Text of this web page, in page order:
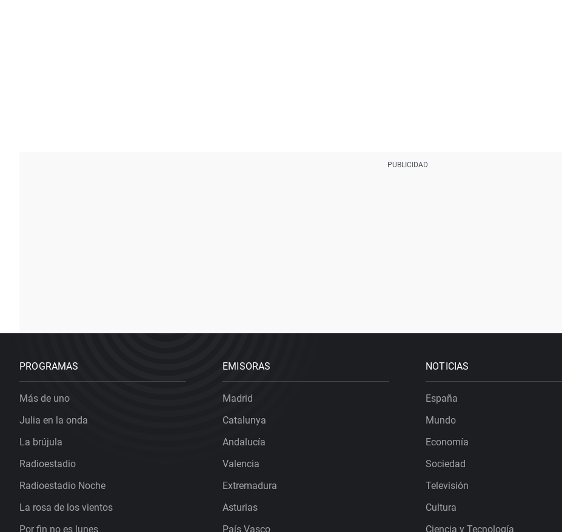
PROGRAMAS
Más de uno
Julia en la onda
La brújula
Radioestadio
Radioestadio Noche
La rosa de los vientos
Por fin no es lunes
EMISORAS
Madrid
Catalunya
Andalucía
Valencia
Extremadura
Asturias
País Vasco
NOTICIAS
España
Mundo
Economía
Sociedad
Televisión
Cultura
Ciencia y Tecnología